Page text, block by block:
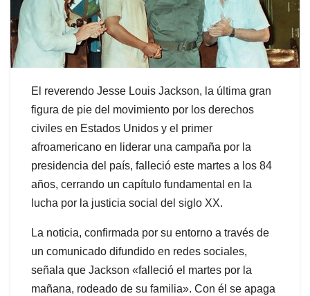
El reverendo Jesse Louis Jackson, la última gran
figura de pie del movimiento por los derechos
civiles en Estados Unidos y el primer
afroamericano en liderar una campaña por la
presidencia del país, falleció este martes a los 84
años, cerrando un capítulo fundamental en la
lucha por la justicia social del siglo XX.
La noticia, confirmada por su entorno a través de
un comunicado difundido en redes sociales,
señala que Jackson «falleció el martes por la
mañana, rodeado de su familia». Con él se apaga